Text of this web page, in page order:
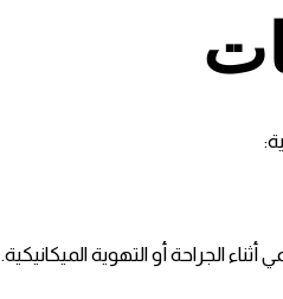
الجراحة أو التهوية الميكانيكية.